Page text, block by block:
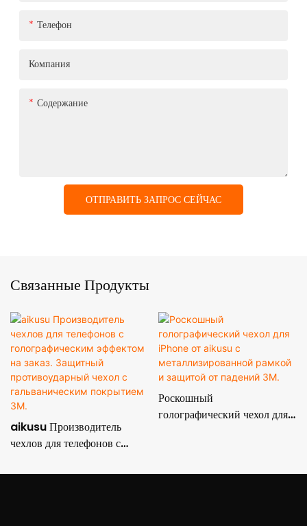
Телефон
Компания
Содержание
ОТПРАВИТЬ ЗАПРОС СЕЙЧАС
Связанные Продукты
aikusu Производитель
чехлов для телефонов с
на заказ. Защитный
Роскошный
голографический чехол для